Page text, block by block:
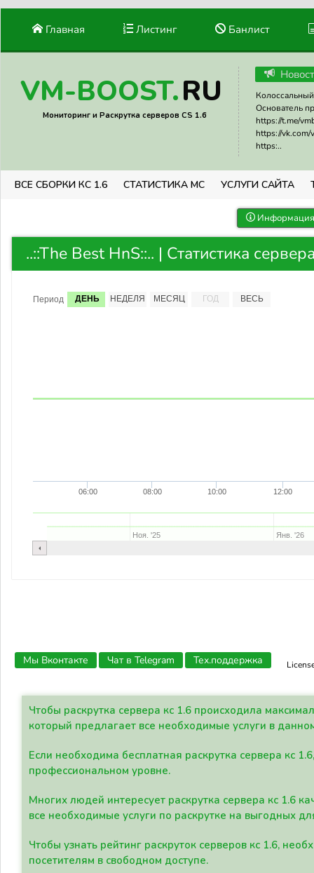
Главная Листинг Банлист
VM-BOOST.RU
Мониторинг и Раскрутка серверов CS 1.6
Основатель
https://t.me/
https://vk.com/
https:..
ВСЕ СБОРКИ КС 1.6 СТАТИСТИКА МС УСЛУГИ САЙТА
..::The Best HnS::.. | Статистика
Период ДЕНЬ НЕДЕЛЯ МЕСЯЦ ГОД ВЕСЬ
06:00 08:00 10:00 12:00
Ноя. '25 Янв. '26
Мы Вконтакте Чат в Telegram Тех.поддержка
Чтобы раскрутка сервера кс 1.6 происходила
который предлагает все необходимые услуги в
Если необходима бесплатная раскрутка сервера кс
профессиональном уровне.
Многих людей интересует раскрутка сервера кс 1.6
все необходимые услуги по раскрутке на выгодных
Чтобы узнать рейтинг раскруток серверов кс 1.6,
посетителям в свободном доступе.